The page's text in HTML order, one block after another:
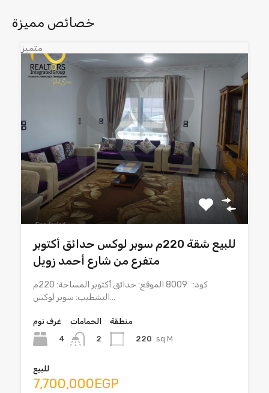
خصائص مميزة
متميز
للبيع شقة 220م سوبر لوكس حدائق أكتوبر
متفرع من شارع أحمد زويل
كود: 8009 الموقع: حدائق أكتوبر المساحة: 220م
التشطيب: سوبر لوكس…
غرف نوم
4
الحمامات
2
منطقة
220 sq M
للبيع
7,700,000EGP